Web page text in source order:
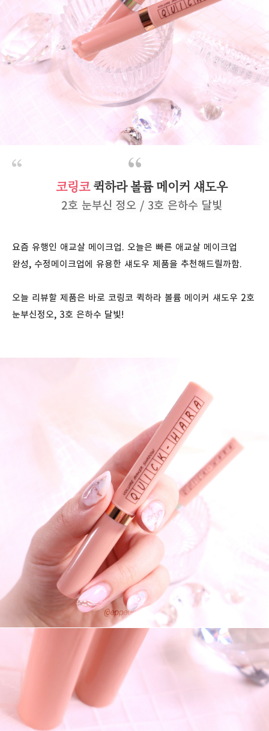
코링코퀵하라 볼륨 메이커 섀도우
2호 눈부신 정오 / 3호 은하수 달빛
요즘 유행인 애교살 메이크업. 오늘은 빠른 애교살 메이크업
완성, 수정메이크업에 유용한 섀도우 제품을 추천해드릴까함.
오늘 리뷰할 제품은 바로 코링코 퀵하라 볼륨 메이커 섀도우 2호
눈부신정오, 3호 은하수 달빛!